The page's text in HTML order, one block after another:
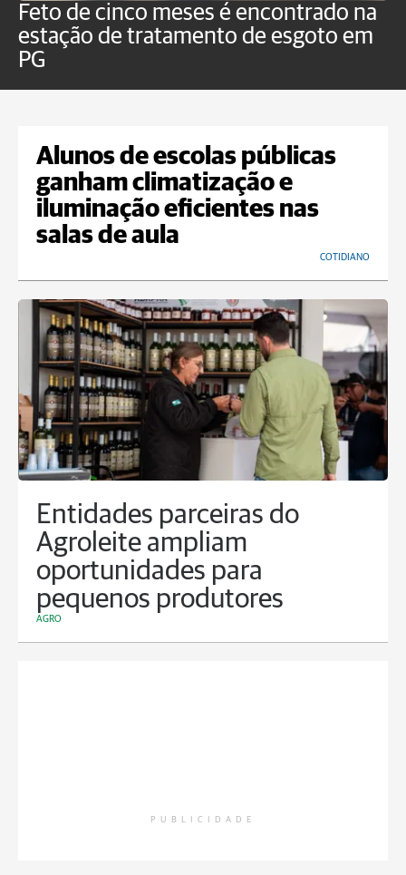
Feto de cinco meses é encontrado na
estação de tratamento de esgoto em
PG
Alunos de escolas públicas
ganham climatização e
iluminação eficientes nas
salas de aula
COTIDIANO
Entidades parceiras do
Agroleite ampliam
oportunidades para
pequenos produtores
AGRO
PUBLICIDADE